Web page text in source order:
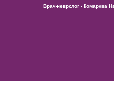
Врач-невролог - Комарова